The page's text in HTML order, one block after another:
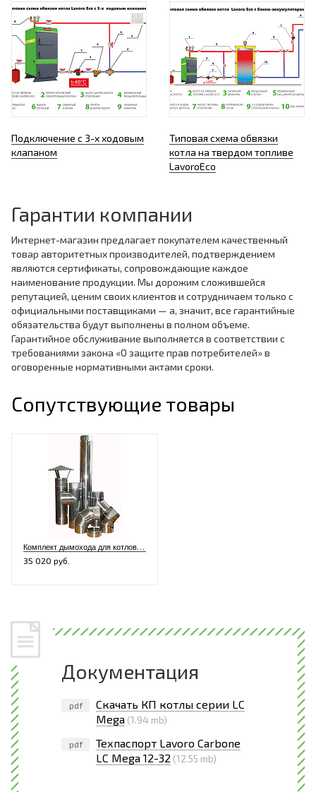
Подключение с 3-х ходовым
клапаном
Типовая схема обвязки
котла на твердом топливе
LavoroEco
Гарантии компании
Интернет-магазин предлагает покупателем качественный
товар авторитетных производителей, подтверждением
являются сертификаты, сопровождающие каждое
наименование продукции. Мы дорожим сложившейся
репутацией, ценим своих клиентов и сотрудничаем только с
официальными поставщиками — а, значит, все гарантийные
обязательства будут выполнены в полном объеме.
Гарантийное обслуживание выполняется в соответствии с
требованиями закона «О защите прав потребителей» в
оговоренные нормативными актами сроки.
Сопутствующие товары
К
омплект дымохода для котлов L12-42, K12-32, XL12-32, LF12-42 LC12-32 (нерж./нерж.)
35 020 руб.
Документация
pdf
Скачать КП котлы серии LC
Mega (1.94 mb)
pdf
Техпаспорт Lavoro Carbone
LC Mega 12-32 (12.55 mb)